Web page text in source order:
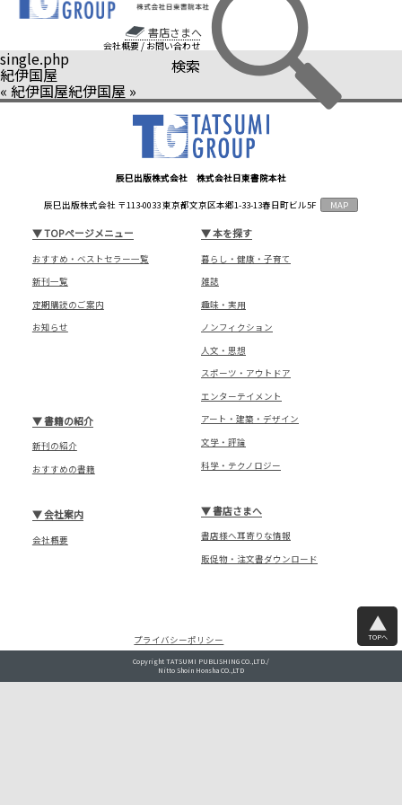
書店さまへ
会社概要 / お問い合わせ
検索
single.php
紀伊国屋
« 紀伊国屋紀伊国屋 »
辰巳出版株式会社 株式会社日東書院本社
辰巳出版株式会社 〒113-0033 東京都文京区本郷1-33-13春日町ビル5F MAP
▼TOPページメニュー
おすすめ・ベストセラー一覧
新刊一覧
定期購読のご案内
お知らせ
▼本を探す
暮らし・健康・子育て
雑誌
趣味・実用
ノンフィクション
人文・思想
スポーツ・アウトドア
エンターテイメント
アート・建築・デザイン
文学・評論
科学・テクノロジー
▼書籍の紹介
新刊の紹介
おすすめの書籍
▼書店さまへ
書店様へ耳寄りな情報
販促物・注文書ダウンロード
▼会社案内
会社概要
プライバシーポリシー TOPへ
Copyright TATSUMI PUBLISHING CO.,LTD./
Nitto Shoin Honsha CO.,LTD